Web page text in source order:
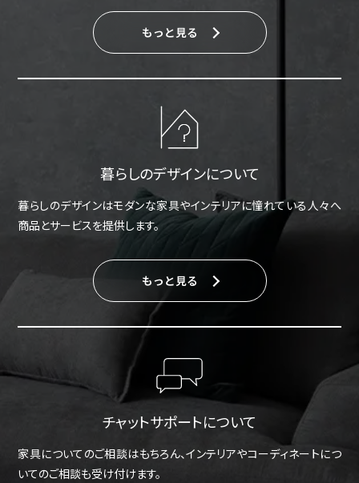
もっと見る
暮らしのデザインについて
暮らしのデザインはモダンな家具やインテリアに憧れている人々へ
商品とサービスを提供します。
もっと見る
チャットサポートについて
家具についてのご相談はもちろん、インテリアやコーディネートにつ
いてのご相談も受け付けます。